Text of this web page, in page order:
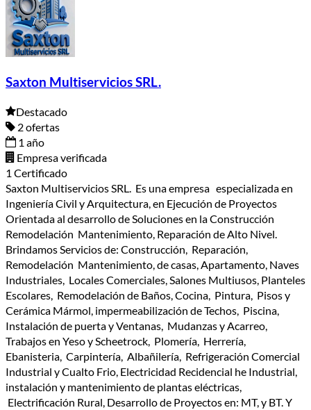
Saxton Multiservicios SRL.
Destacado
2 ofertas
1 año
Empresa verificada
1 Certificado
Saxton Multiservicios SRL. Es una empresa especializada en
Ingeniería Civil y Arquitectura, en Ejecución de Proyectos
Orientada al desarrollo de Soluciones en la Construcción
Remodelación Mantenimiento, Reparación de Alto Nivel.
Brindamos Servicios de: Construcción, Reparación,
Remodelación Mantenimiento, de casas, Apartamento, Naves
Industriales, Locales Comerciales, Salones Multiusos, Planteles
Escolares, Remodelación de Baños, Cocina, Pintura, Pisos y
Cerámica Mármol, impermeabilización de Techos, Piscina,
Instalación de puerta y Ventanas, Mudanzas y Acarreo,
Trabajos en Yeso y Scheetrock, Plomería, Herrería,
Ebanisteria, Carpintería, Albañilería, Refrigeración Comercial
Industrial y Cualto Frio, Electricidad Recidencial he Industrial,
instalación y mantenimiento de plantas eléctricas,
Electrificación Rural, Desarrollo de Proyectos en: MT, y BT. Y